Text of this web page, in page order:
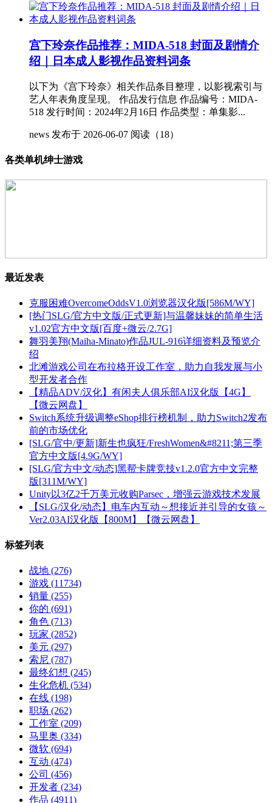
宫下玲奈作品推荐：MIDA-518 封面及剧情介
绍｜日本成人影视作品资料词条
以下为《宫下玲奈》相关作品条目整理，以影视索引与
艺人年表角度呈现。 作品发行信息 作品编号：MIDA-
518 发行时间：2024年2月16日 作品类型：单集影...
news 发布于 2026-06-07 阅读（18）
各类单机绅士游戏
最近发表
克服困难OvercomeOddsV1.0浏览器汉化版[586M/WY]
[热门SLG/官方中文版/正式更新]与温馨妹妹的简单生活
v1.02官方中文版[百度+微云/2.7G]
舞羽美翔(Maiha-Minato)作品JUL-916详细资料及预览介
绍
北滩游戏公司在布拉格开设工作室，助力自我发展与小
型开发者合作
【精品ADV/汉化】有闲夫人俱乐部AI汉化版【4G】
【微云网盘】
Switch系统升级调整eShop排行榜机制，助力Switch2发布
前的市场优化
[SLG/官中/更新]新生也疯狂/FreshWomen&#8211;第三季
官方中文版[4.9G/WY]
[SLG/官方中文/动态]黑帮卡牌竞技v1.2.0官方中文完整
版[311M/WY]
Unity以3亿2千万美元收购Parsec，增强云游戏技术发展
【SLG/汉化/动态】电车内互动～想接近并引导的女孩～
Ver2.03AI汉化版【800M】【微云网盘】
标签列表
战地 (276)
游戏 (11734)
销量 (255)
你的 (691)
角色 (713)
玩家 (2852)
美元 (297)
索尼 (787)
最终幻想 (245)
生化危机 (534)
在线 (198)
职场 (262)
工作室 (209)
马里奥 (334)
微软 (694)
互动 (474)
公司 (456)
开发者 (234)
作品 (4911)